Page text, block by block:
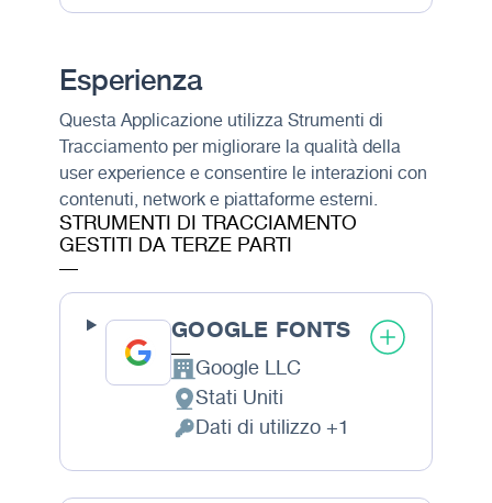
Esperienza
Questa Applicazione utilizza Strumenti di
Tracciamento per migliorare la qualità della
user experience e consentire le interazioni con
contenuti, network e piattaforme esterni.
STRUMENTI DI TRACCIAMENTO
GESTITI DA TERZE PARTI
GOOGLE FONTS
Azienda:
Google LLC
Luogo del trattamento:
Stati Uniti
Dati Personali trattati:
Dati di utilizzo +1